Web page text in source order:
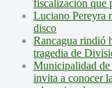
fiscalización que
Luciano Pereyra
disco
Rancagua rindió
tragedia de
Municipalidad de
invita a conocer